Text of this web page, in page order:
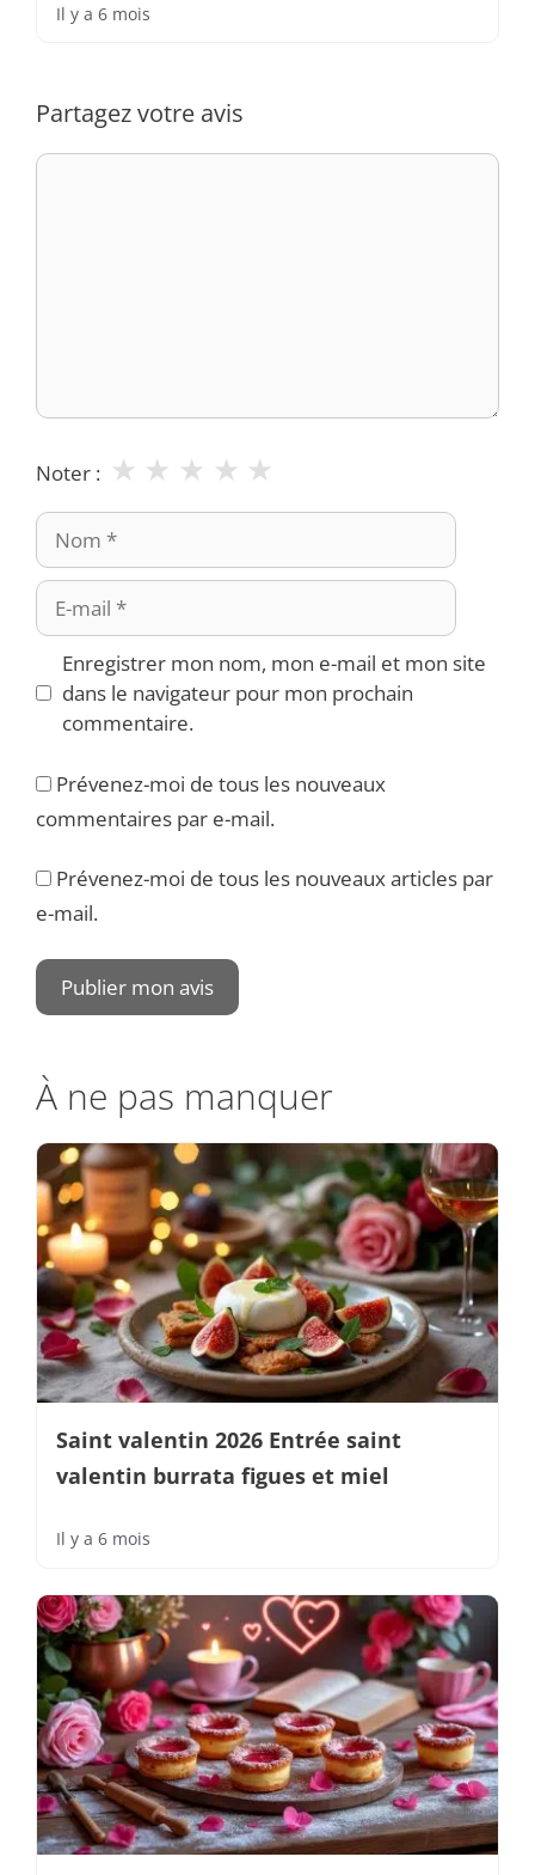
Il y a 6 mois
Partagez votre avis
Commentaire
Noter : ★
★
★
★
★
Nom
E-
mail
Enregistrer mon nom, mon e-mail et mon site
dans le navigateur pour mon prochain
commentaire.
Prévenez-moi de tous les nouveaux
commentaires par e-mail.
Prévenez-moi de tous les nouveaux articles par
e-mail.
À ne pas manquer
Saint valentin 2026 Entrée saint
valentin burrata figues et miel
Il y a 6 mois